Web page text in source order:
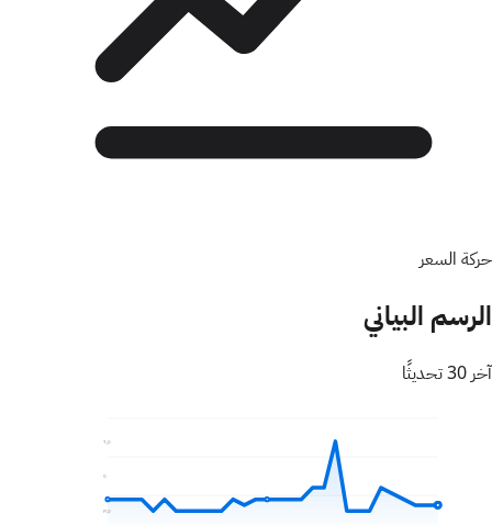
حركة السعر
الرسم البياني
آخر 30 تحديثًا
٦٫٥
٥
٣٫٥